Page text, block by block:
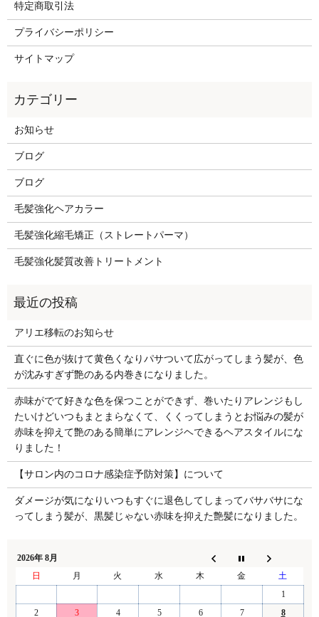
特定商取引法
プライバシーポリシー
サイトマップ
お知らせ
ブログ
ブログ
毛髪強化ヘアカラー
毛髪強化縮毛矯正（ストレートパーマ）
毛髪強化髪質改善トリートメント
アリエ移転のお知らせ
直ぐに色が抜けて黄色くなりパサついて広がってしまう髪が、色
が沈みすぎず艶のある内巻きになりました。
赤味がでて好きな色を保つことができず、巻いたりアレンジもし
たいけどいつもまとまらなくて、くくってしまうとお悩みの髪が
赤味を抑えて艶のある簡単にアレンジヘできるヘアスタイルにな
りました！
【サロン内のコロナ感染症予防対策】について
ダメージが気になりいつもすぐに退色してしまってバサバサにな
ってしまう髪が、黒髪じゃない赤味を抑えた艶髪になりました。
2026年 8月
日
月 火 水 木 金
土
1
2
3 4 5 6 7 8